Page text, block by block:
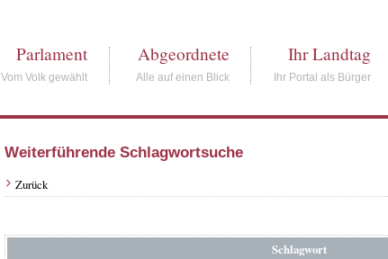
Parlament
Vom Volk gewählt
Abgeordnete
Alle auf einen Blick
Ihr Landtag
Ihr Portal als Bürger
Weiterführende Schlagwortsuche
Zurück
Schlagwort